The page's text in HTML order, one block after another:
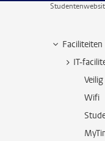
Faciliteiten
IT-
Wifi